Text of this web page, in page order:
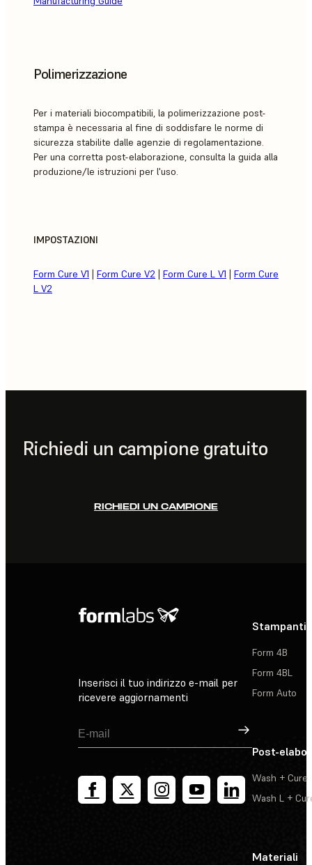
Polimerizzazione
Per i materiali biocompatibili, la polimerizzazione post-
stampa è necessaria al fine di soddisfare le norme di
sicurezza stabilite dalle agenzie di regolamentazione.
Per una corretta post-elaborazione, consulta la guida alla
produzione/le istruzioni per l'uso.
IMPOSTAZIONI
Form Cure V1 | Form Cure V2 | Form Cure L V1 | Form Cure
L V2
Richiedi un campione gratuito
RICHIEDI UN CAMPIONE
Inserisci il tuo indirizzo e-mail per
ricevere aggiornamenti
Registrati
Stampanti
Form 4B
Form 4BL
Form Auto
Post-
Wash + Cure
Wash L +
Materiali